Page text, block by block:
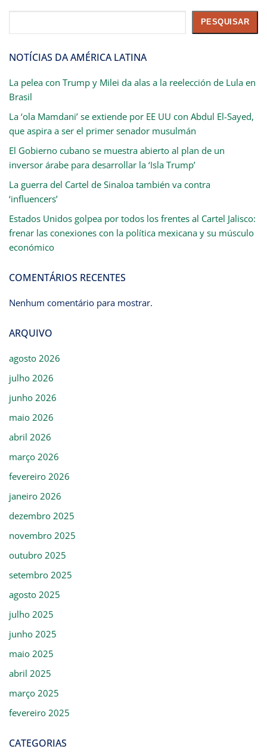
PESQUISAR
NOTÍCIAS DA AMÉRICA LATINA
La pelea con Trump y Milei da alas a la reelección de Lula en
Brasil
La ‘ola Mamdani’ se extiende por EE UU con Abdul El-Sayed,
que aspira a ser el primer senador musulmán
El Gobierno cubano se muestra abierto al plan de un
inversor árabe para desarrollar la ‘Isla Trump’
La guerra del Cartel de Sinaloa también va contra
‘influencers’
Estados Unidos golpea por todos los frentes al Cartel Jalisco:
frenar las conexiones con la política mexicana y su músculo
económico
COMENTÁRIOS RECENTES
Nenhum comentário para mostrar.
ARQUIVO
agosto 2026
julho 2026
junho 2026
maio 2026
abril 2026
março 2026
fevereiro 2026
janeiro 2026
dezembro 2025
novembro 2025
outubro 2025
setembro 2025
agosto 2025
julho 2025
junho 2025
maio 2025
abril 2025
março 2025
fevereiro 2025
CATEGORIAS